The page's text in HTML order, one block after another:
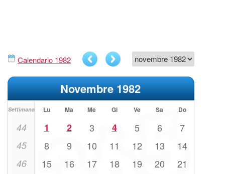
Calendario 1982
Novembre 1982
Settimana Lu Ma Me Gi Ve Sa Do
44 1 2 3 4 5 6 7
45 8 9 10 11 12 13 14
46 15 16 17 18 19 20 21